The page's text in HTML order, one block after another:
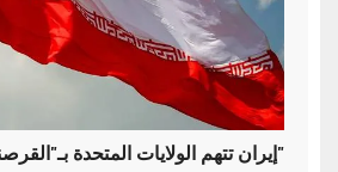
إيران تتهم الولايات المتحدة بـ"القرصنة"